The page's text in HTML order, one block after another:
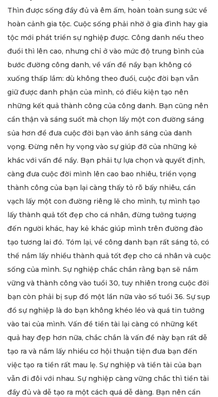
Thìn được sống đầy đủ và êm ấm, hoàn toàn sung sức về
hoàn cảnh gia tộc. Cuộc sống phải nhờ ở gia đình hay gia
tộc mới phát triển sự nghiệp được. Công danh nếu theo
đuổi thì lên cao, nhưng chỉ ở vào mức độ trung bình của
bước đường công danh, về vấn đề nầy bạn không có
xuống thấp lắm: dù không theo đuổi, cuộc đời bạn vẫn
giữ được danh phận của mình, có điều kiện tạo nên
những kết quả thành công của công danh. Bạn cũng nên
cẩn thận và sáng suốt mà chọn lấy một con đường sáng
sủa hơn để đưa cuộc đời bạn vào ánh sáng của danh
vọng. Đừng nên hy vọng vào sự giúp đỡ của những kẻ
khác với vấn đề nầy. Bạn phải tự lựa chọn và quyết định,
càng đưa cuộc đời mình lên cao bao nhiêu, triển vọng
thành công của bạn lại càng thấy tỏ rõ bấy nhiêu, cần
vạch lấy một con đường riêng lẽ cho mình, tự mình tạo
lấy thành quả tốt đẹp cho cá nhân, đừng tưởng tượng
đến người khác, hay kẻ khác giúp mình trên đường đào
tạo tương lai đó. Tóm lại, về công danh bạn rất sáng tỏ, có
thể nắm lấy nhiều thành quả tốt đẹp cho cá nhân và cuộc
sống của mình. Sự nghiệp chắc chắn rằng bạn sẽ nắm
vững và thành công vào tuổi 30, tuy nhiên trong cuộc đời
bạn còn phải bị sụp đổ một lần nữa vào số tuổi 36. Sự sụp
đổ sự nghiệp là do bạn không khéo léo và quá tin tưởng
vào tai của mình. Vấn đề tiền tài lại càng có những kết
quả hay đẹp hơn nữa, chắc chắn là vấn đề này bạn rất dễ
tạo ra và nắm lấy nhiều cơ hội thuận tiện đưa bạn đến
việc tạo ra tiền rất mau lẹ. Sự nghiệp và tiền tài của bạn
vẫn đi đôi với nhau. Sự nghiệp càng vững chắc thì tiền tài
đầy đủ và dễ tạo ra một cách quá dễ dàng. Bạn nên cẩn